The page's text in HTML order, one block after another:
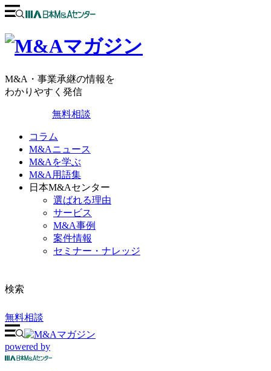
M&A・事業承継の情報を
わかりやすく発信
無料相談
コラム
M&Aニュース
M&Aを学ぶ
M&A用語集
日本M&Aセンター
選ばれる理由
サービス
M&A事例
案件情報
セミナー・ナレッジ
検索
無料相談
powered by